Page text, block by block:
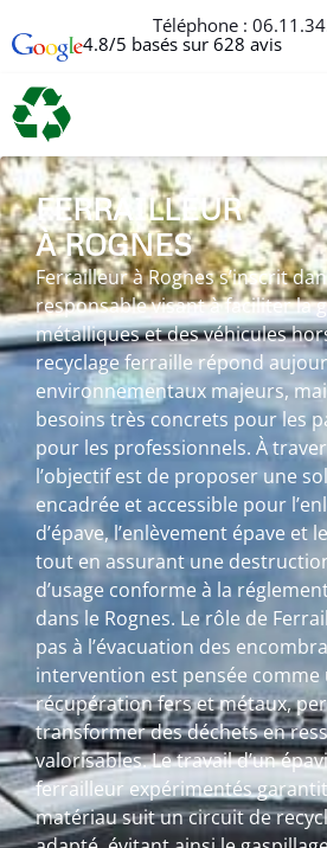
Téléphone :
4.8/5 basés sur 628 avis
FERRAILLEUR
À ROGNES
Ferrailleur à Rognes s’inscrit
responsable visant à faciliter la
métalliques et des véhicules
recyclage ferraille répond
environnementaux majeurs,
besoins très concrets pour les
pour les professionnels. À
l’objectif est de proposer une
encadrée et accessible pour
d’épave, l’enlèvement épave et
tout en assurant une
d’usage conforme à la
dans le Rognes. Le rôle de
pas à l’évacuation des
intervention est pensée comme
récupération fers et métaux,
transformer des déchets en
valorisables. Le travail d’un
ferrailleur expérimentés
matériau suit un circuit de